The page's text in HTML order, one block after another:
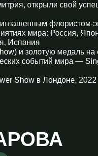
открыли свой
флористом-
мира: Россия,
Испания
и золотую медаль
событий мира —
Show в Лондоне, 2022